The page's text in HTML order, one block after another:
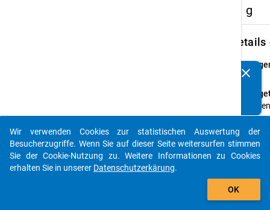
g
Details
23
Haben
Sie
Ihres
einmal
clear
auto_stories
add_shopping_cart
Wir verwenden Cookies zur statistischen Auswertung der
Besucherzugriffe. Wenn Sie auf dieser Seite weitersurfen stimmen
Sie der Cookie-Nutzung zu. Weitere Informationen zu Cookies
erhalten Sie in unserer Datenschutzerkärung.
OK